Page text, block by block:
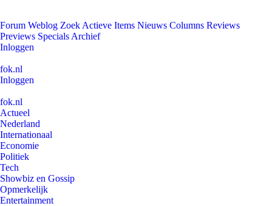
Forum Weblog Zoek Actieve Items Nieuws Columns Reviews
Previews Specials Archief
Inloggen
fok.nl
Inloggen
fok.nl
Actueel
Nederland
Internationaal
Economie
Politiek
Tech
Showbiz en Gossip
Opmerkelijk
Entertainment